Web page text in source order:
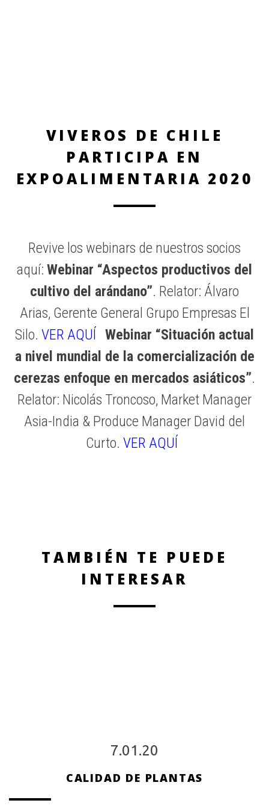
VIVEROS DE CHILE
PARTICIPA EN
EXPOALIMENTARIA 2020
Revive los webinars de nuestros socios
aquí: Webinar “Aspectos productivos del
cultivo del arándano”. Relator: Álvaro
Arias, Gerente General Grupo Empresas El
Silo. VER AQUÍ
Webinar “Situación actual
a nivel mundial de la comercialización de
cerezas enfoque en mercados asiáticos”.
Relator: Nicolás Troncoso, Market Manager
Asia-India & Produce Manager David del
Curto. VER AQUÍ
TAMBIÉN TE PUEDE
INTERESAR
7.01.20
CALIDAD DE PLANTAS